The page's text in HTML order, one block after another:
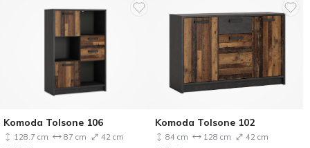
Komoda Tolsone 106
128.7 cm 87 cm 42 cm
Komoda Tolsone 102
84 cm 128 cm 42 cm